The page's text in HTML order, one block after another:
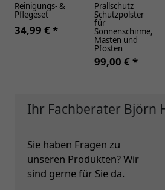
Reinigungs- &
Pflegeset
34,99 € *
Prallschutz
Schutzpolster
für
Sonnenschirme,
Masten und
Pfosten
99,00 € *
Ihr Fachberater Björn
Sie haben Fragen zu
unseren Produkten? Wir
sind gerne für Sie da.